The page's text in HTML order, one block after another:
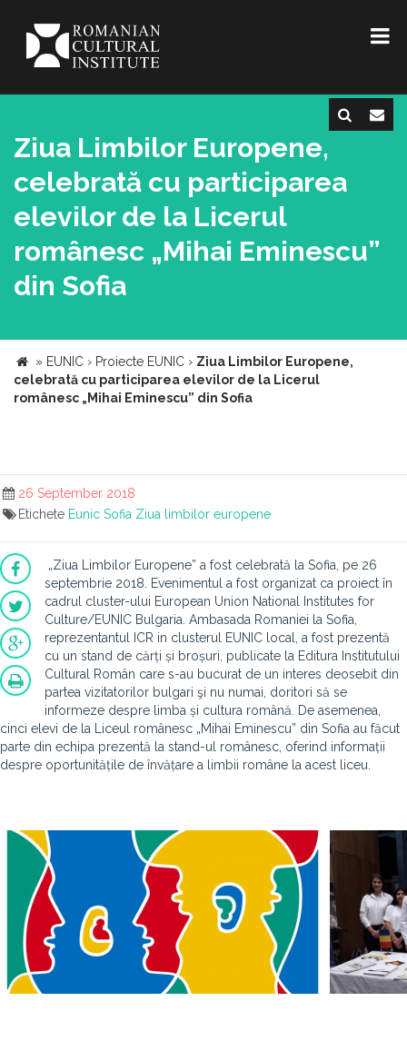
Ziua Limbilor Europene,
celebrată cu participarea
elevilor de la Licerul
românesc „Mihai Eminescu”
din Sofia
» EUNIC › Proiecte EUNIC › Ziua Limbilor Europene,
celebrată cu participarea elevilor de la Licerul
românesc „Mihai Eminescu” din Sofia
26 September 2018
Etichete Eunic Sofia Ziua limbilor europene
„Ziua Limbilor Europene” a fost celebrată la Sofia, pe 26
septembrie 2018. Evenimentul a fost organizat ca proiect în
cadrul cluster-ului European Union National Institutes for
Culture/EUNIC Bulgaria. Ambasada Romaniei la Sofia,
reprezentantul ICR in clusterul EUNIC local, a fost prezentă
cu un stand de cărți și broșuri, publicate la Editura Institutului
Cultural Român care s-au bucurat de un interes deosebit din
partea vizitatorilor bulgari şi nu numai, doritori să se
informeze despre limba și cultura română. De asemenea,
cinci elevi de la Liceul românesc „Mihai Eminescu” din Sofia au făcut
parte din echipa prezentă la stand-ul românesc, oferind informații
despre oportunitățile de învățare a limbii române la acest liceu.